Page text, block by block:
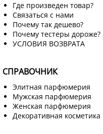
Где произведен товар?
Связаться с нами
Почему так дешево?
Почему тестеры дороже?
УСЛОВИЯ ВОЗВРАТА
СПРАВОЧНИК
Элитная парфюмерия
Мужская парфюмерия
Женская парфюмерия
Декоративная косметика